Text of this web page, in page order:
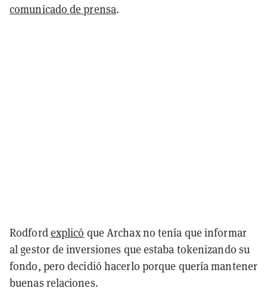
comunicado de prensa.
Rodfordexplicó que Archax no tenía que informar
al gestor de inversiones que estaba tokenizando su
fondo, pero decidió hacerlo porque quería mantener
buenas relaciones.